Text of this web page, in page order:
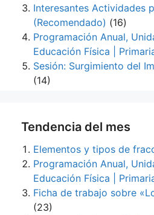
Interesantes Actividades
(Recomendado) (16)
Programación Anual,
Educación Física |
Sesión: Surgimiento del
(14)
Tendencia del mes
Elementos y tipos de
Programación Anual,
Educación Física |
Ficha de trabajo sobre
(23)